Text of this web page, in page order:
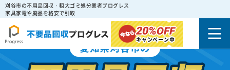
刈谷市の不用品回収・粗大ゴミ処分業者プログレス
家具家電や廃品を格安で引取
20%OFF
キャンペーン中
愛知県刈谷市の